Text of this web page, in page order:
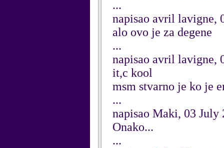
...
napisao avril lavigne,
alo ovo je za degene
...
napisao avril lavigne,
it,c kool
msm stvarno je ko je
...
napisao Maki, 03 July
Onako...
...